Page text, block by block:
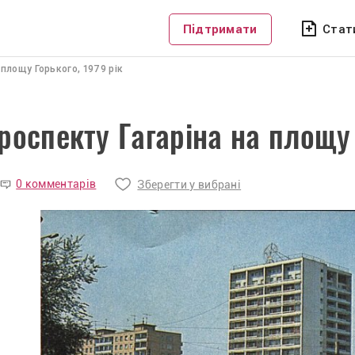
Підтримати
Горького, 1979 рік
Гагаріна на
0 комментарів Зберегти у вибрані